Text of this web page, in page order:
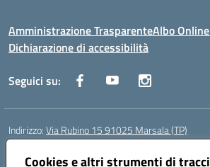
Cookies e altri strumenti di
Amministrazione TrasparenteAlbo Online
Dichiarazione di accessibilità
Seguici su:
Indirizzo:Via Rubino 15 91025 Marsala (TP)
Centralino:
Posta elettronica certificata (PEC):